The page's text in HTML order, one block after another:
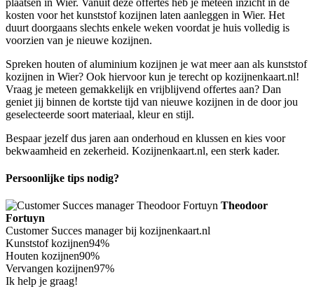
plaatsen in Wier. Vanuit deze offertes heb je meteen inzicht in de
kosten voor het kunststof kozijnen laten aanleggen in Wier. Het
duurt doorgaans slechts enkele weken voordat je huis volledig is
voorzien van je nieuwe kozijnen.
Spreken houten of aluminium kozijnen je wat meer aan als kunststof
kozijnen in Wier? Ook hiervoor kun je terecht op kozijnenkaart.nl!
Vraag je meteen gemakkelijk en vrijblijvend offertes aan? Dan
geniet jij binnen de kortste tijd van nieuwe kozijnen in de door jou
geselecteerde soort materiaal, kleur en stijl.
Bespaar jezelf dus jaren aan onderhoud en klussen en kies voor
bekwaamheid en zekerheid. Kozijnenkaart.nl, een sterk kader.
Persoonlijke tips nodig?
Theodoor
Fortuyn
Customer Succes manager bij kozijnenkaart.nl
Kunststof kozijnen94%
Houten kozijnen90%
Vervangen kozijnen97%
Ik help je graag!